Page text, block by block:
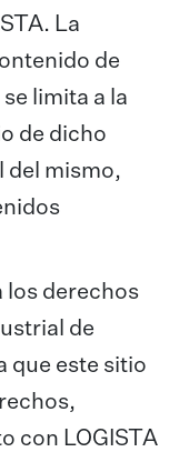
La
de
limita a la
de dicho
del mismo,
los derechos
de
que este sitio
con LOGISTA